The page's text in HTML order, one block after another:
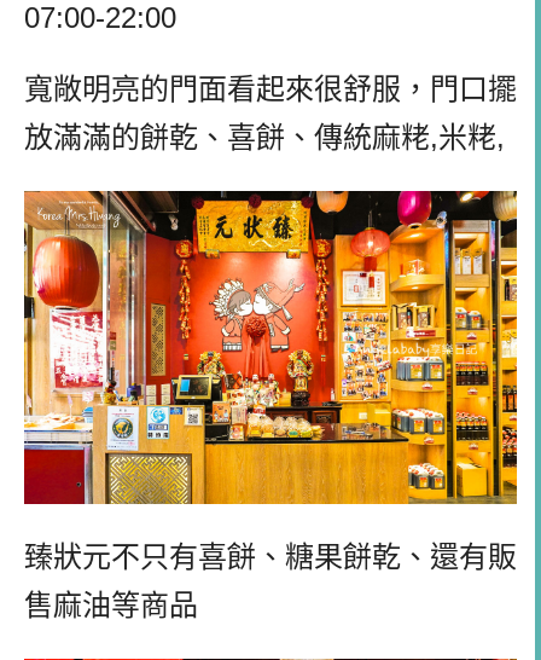
07:00-22:00
寬敞明亮的門面看起來很舒服，門口擺
放滿滿的餅乾、喜餅、傳統麻粩,米粩,
臻狀元不只有喜餅、糖果餅乾、還有販
售麻油等商品